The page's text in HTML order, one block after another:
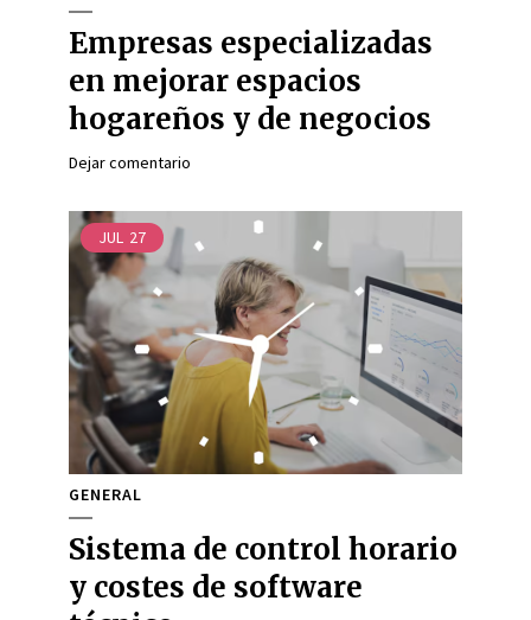
Empresas especializadas
en mejorar espacios
hogareños y de negocios
Dejar comentario
JUL 27
GENERAL
Sistema de control horario
y costes de software